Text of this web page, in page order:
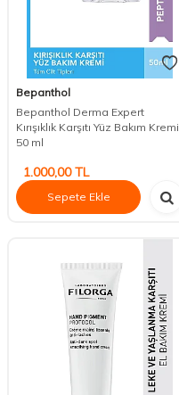
Bepanthol
Bepanthol Derma Expert
Kırışıklık Karşıtı Yüz Bakım Kremi
50 ml
1.000,00TL
Sepete Ekle